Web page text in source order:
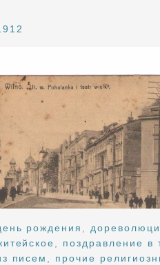
рождения
поздравление в
писем
прочие